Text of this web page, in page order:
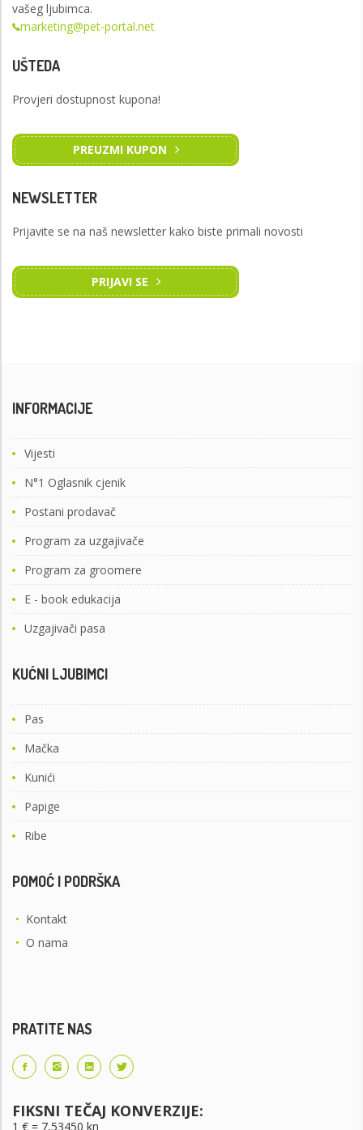
vašeg ljubimca.
marketing@pet-portal.net
UŠTEDA
Provjeri dostupnost kupona!
PREUZMI KUPON
NEWSLETTER
Prijavite se na naš newsletter kako biste primali novosti
PRIJAVI SE
INFORMACIJE
Vijesti
N°1 Oglasnik cjenik
Postani prodavač
Program za uzgajivače
Program za groomere
E - book edukacija
Uzgajivači pasa
KUĆNI LJUBIMCI
Pas
Mačka
Kunići
Papige
Ribe
POMOĆ I PODRŠKA
• Kontakt
• O nama
PRATITE NAS
FIKSNI TEČAJ KONVERZIJE:
1 € = 7,53450 kn